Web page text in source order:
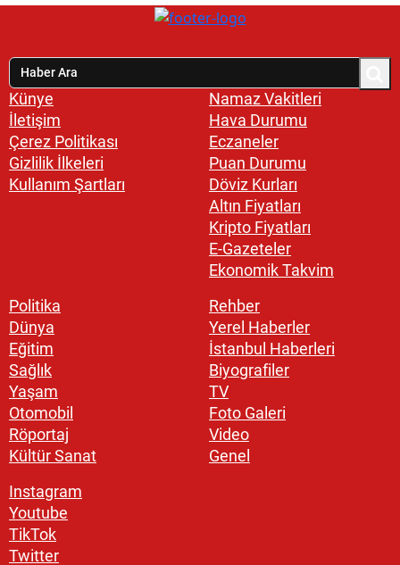
Künye
İletişim
Çerez Politikası
Gizlilik İlkeleri
Kullanım Şartları
Namaz Vakitleri
Hava Durumu
Eczaneler
Puan Durumu
Döviz Kurları
Altın Fiyatları
Kripto Fiyatları
E-Gazeteler
Ekonomik Takvim
Politika
Dünya
Eğitim
Sağlık
Yaşam
Otomobil
Röportaj
Kültür Sanat
Rehber
Yerel Haberler
İstanbul Haberleri
Biyografiler
TV
Foto Galeri
Video
Genel
Instagram
Youtube
TikTok
Twitter